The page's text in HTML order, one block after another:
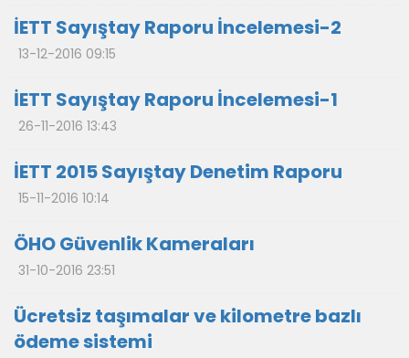
İETT Sayıştay Raporu İncelemesi-2
13-12-2016 09:15
İETT Sayıştay Raporu İncelemesi-1
26-11-2016 13:43
İETT 2015 Sayıştay Denetim Raporu
15-11-2016 10:14
ÖHO Güvenlik Kameraları
31-10-2016 23:51
Ücretsiz taşımalar ve kilometre bazlı
ödeme sistemi